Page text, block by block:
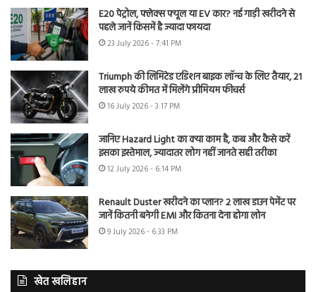
E20 पेट्रोल, फ्लेक्स फ्यूल या EV कार? नई गाड़ी खरीदने से
पहले जानें किसमें है ज्यादा फायदा
23 July 2026 - 7:41 PM
Triumph की लिमिटेड एडिशन बाइक लॉन्च के लिए तैयार, 21
लाख रुपये कीमत में मिलेंगे प्रीमियम फीचर्स
16 July 2026 - 3:17 PM
जानिए Hazard Light का क्या काम है, कब और कैसे करें
इसका इस्तेमाल, ज्यादातर लोग नहीं जानते सही तरीका
12 July 2026 - 6:14 PM
Renault Duster खरीदने का प्लान? 2 लाख डाउन पेमेंट पर
जानें कितनी बनेगी EMI और कितना देना होगा लोन
9 July 2026 - 6:33 PM
खेत खलिहान